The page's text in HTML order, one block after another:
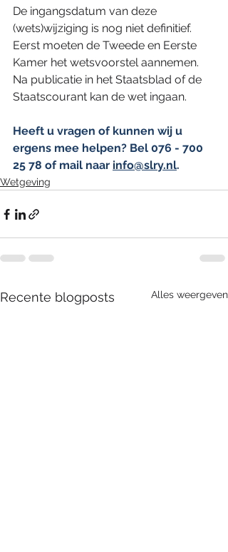
De ingangsdatum van deze
(wets)wijziging is nog niet definitief.
Eerst moeten de Tweede en Eerste
Kamer het wetsvoorstel aannemen.
Na publicatie in het Staatsblad of de
Staatscourant kan de wet ingaan.
Heeft u vragen of kunnen wij u
ergens mee helpen? Bel 076 - 700
25 78 of mail naar info@slry.nl.
Wetgeving
Recente blogposts Alles weergeven